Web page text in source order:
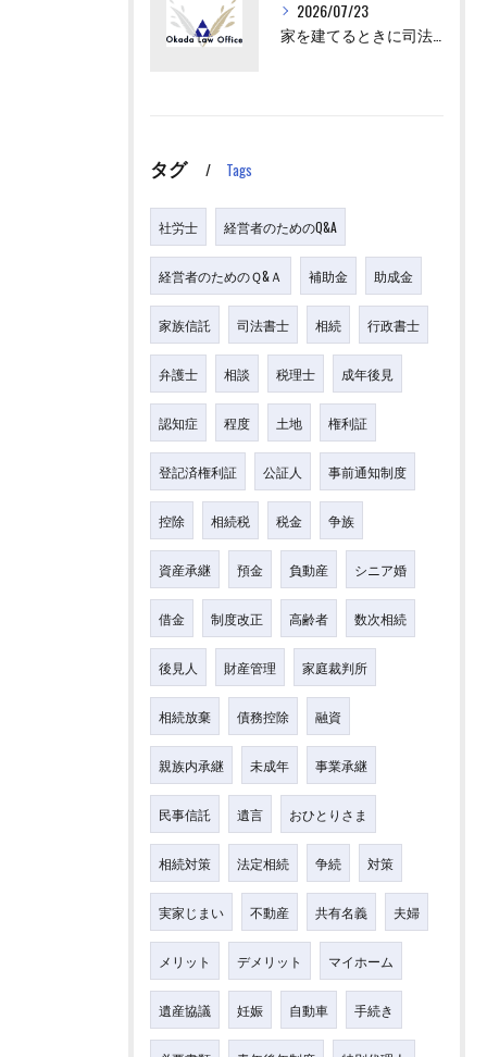
2026/07/23
タグ Tags
社労士 経営者のためのQ&A
経営者のためのＱ&Ａ 補助金 助成金
家族信託 司法書士 相続 行政書士
弁護士 相談 税理士 成年後見
認知症 程度 土地 権利証
登記済権利証 公証人 事前通知制度
控除 相続税 税金 争族
資産承継 預金 負動産 シニア婚
借金 制度改正 高齢者 数次相続
後見人 財産管理 家庭裁判所
相続放棄 債務控除 融資
親族内承継 未成年 事業承継
民事信託 遺言 おひとりさま
相続対策 法定相続 争続 対策
実家じまい 不動産 共有名義 夫婦
メリット デメリット マイホーム
遺産協議 妊娠 自動車 手続き